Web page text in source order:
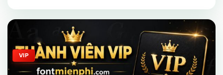
xếp hạng
45 sao
Giảm giá!
VIP